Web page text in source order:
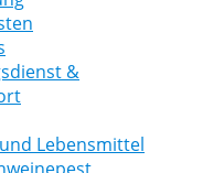
&
Lebensmittel